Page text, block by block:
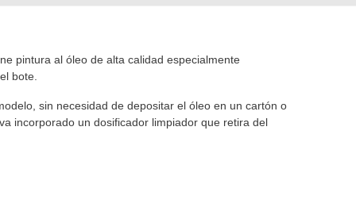
pintura al óleo de alta calidad especialmente
bote.
sin necesidad de depositar el óleo en un cartón o
incorporado un dosificador limpiador que retira del